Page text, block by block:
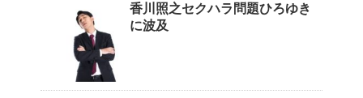
香川照之セクハラ問題ひろゆき
に波及